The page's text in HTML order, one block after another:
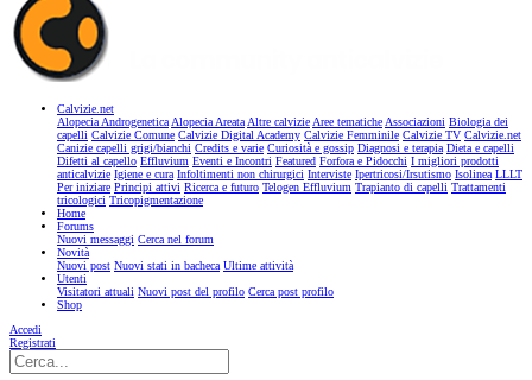
Calvizie.net
Alopecia AndrogeneticaAlopecia AreataAltre calvizieAree tematicheAssociazioni Biologia dei
capelli Calvizie Comune Calvizie Digital Academy Calvizie Femminile Calvizie TV Calvizie.net
Canizie capelli grigi/bianchi Credits e varie Curiosità e gossip Diagnosi e terapia Dieta e capelli
Difetti al capello Effluvium Eventi e Incontri Featured Forfora e Pidocchi I migliori prodotti
anticalvizie Igiene e cura Infoltimenti non chirurgici Interviste Ipertricosi/Irsutismo Isolinea LLLT
Per iniziare Principi attivi Ricerca e futuro Telogen Effluvium Trapianto di capelli Trattamenti
tricologici Tricopigmentazione
Home
Forums
Nuovi messaggi Cerca nel forum
Novità
Nuovi post Nuovi stati in bacheca Ultime attività
Utenti
Visitatori attuali Nuovi post del profilo Cerca post profilo
Shop
Accedi
Registrati